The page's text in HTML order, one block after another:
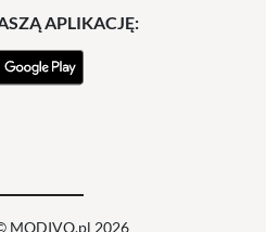
APLIKACJĘ:
MODIVO.pl 2026